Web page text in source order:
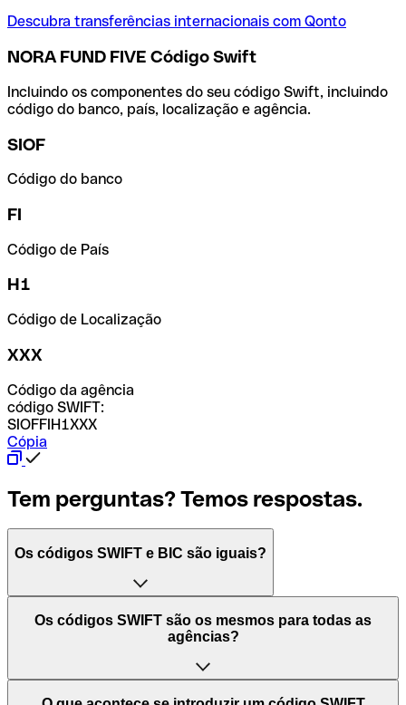
Descubra transferências internacionais com Qonto
NORA FUND FIVE Código Swift
Incluindo os componentes do seu código Swift, incluindo
código do banco, país, localização e agência.
SIOF
Código do banco
FI
Código de País
H1
Código de Localização
XXX
Código da agência
código SWIFT:
SIOFFIH1XXX
Cópia
Tem perguntas? Temos respostas.
Os códigos SWIFT e BIC são iguais?
O acrónimo SWIFT significa "Society for Worldwide
Interbank Financial Telecommunication (Sociedade para
Mundiais)". Trata-se de uma rede mundial onde se
processam pagamentos entre países. Por outro lado, BIC
Os códigos SWIFT são os mesmos para todas as
agências?